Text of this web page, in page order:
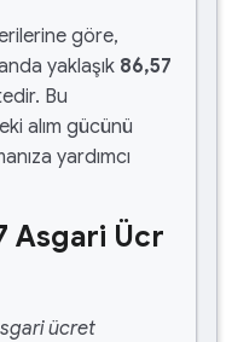
göre,
yaklaşık 86,57
Bu
alım gücünü
yardımcı
Asgari Ücr
ücret